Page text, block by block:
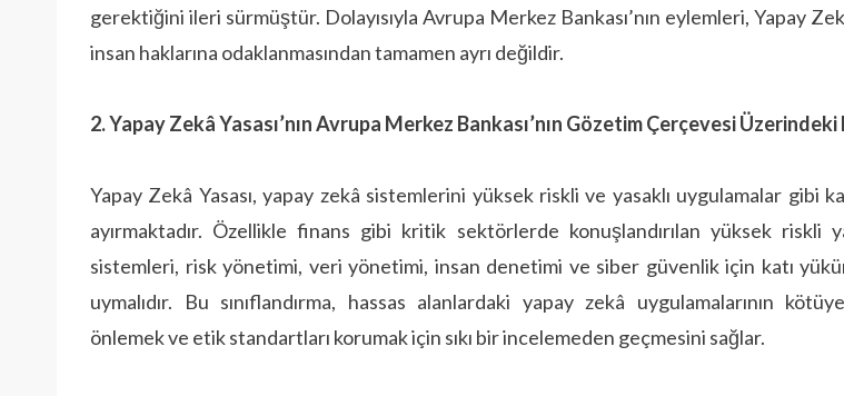
gerektiğini ileri sürmüştür. Dolayısıyla Avrupa Merkez Bankası’nın eylemleri, Yapay
insan haklarına odaklanmasından tamamen ayrı değildir.
2. Yapay Zekâ Yasası’nın Avrupa Merkez Bankası’nın Gözetim Çerçevesi
Yapay Zekâ Yasası, yapay zekâ sistemlerini yüksek riskli ve yasaklı uygulamalar gibi
ayırmaktadır. Özellikle finans gibi kritik sektörlerde konuşlandırılan yüksek riskli
sistemleri, risk yönetimi, veri yönetimi, insan denetimi ve siber güvenlik için katı
uymalıdır. Bu sınıflandırma, hassas alanlardaki yapay zekâ uygulamalarının
önlemek ve etik standartları korumak için sıkı bir incelemeden geçmesini sağlar.